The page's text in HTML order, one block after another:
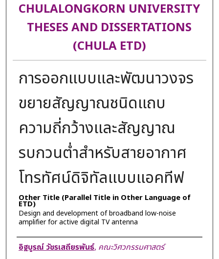
CHULALONGKORN UNIVERSITY
THESES AND DISSERTATIONS
(CHULA ETD)
การออกแบบและพัฒนาวงจร
ขยายสัญญาณชนิดแถบ
ความถี่กว้างและสัญญาณ
รบกวนต่ำสำหรับสายอากาศ
โทรทัศน์ดิจิทัลแบบแอคทีฟ
Other Title (Parallel Title in Other Language of
ETD)
Design and development of broadband low-noise
amplifier for active digital TV antenna
Author
อิฐบูรณ์ วัชรเสถียรพันธ์, คณะวิศวกรรมศาสตร์